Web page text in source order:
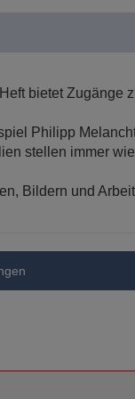
bietet Zugänge
Philipp
stellen immer
Bildern und